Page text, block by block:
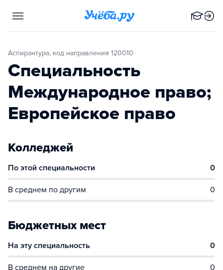
Аспирантура, код направления 120010
Специальность
Международное право;
Европейское право
Колледжей
По этой специальности 0
В среднем по другим 0
Бюджетных мест
На эту специальность 0
В среднем на другие 0